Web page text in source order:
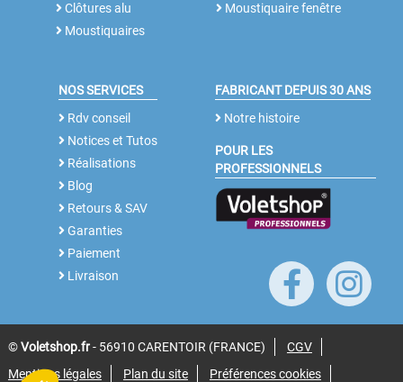
Clôtures alu
Moustiquaires
Moustiquaire fenêtre
NOS SERVICES
Rdv conseil
Notices et Tutos
Réalisations
Blog
Retours & SAV
Garanties
Paiement
Livraison
FABRICANT DEPUIS 30 ANS
Notre histoire
POUR LES
PROFESSIONNELS
©Voletshop.fr- 56910 CARENTOIR (FRANCE)
CGV
Mentions légales
Plan du site Préférences cookies